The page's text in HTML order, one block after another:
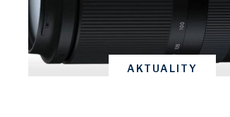
AKTUALITY